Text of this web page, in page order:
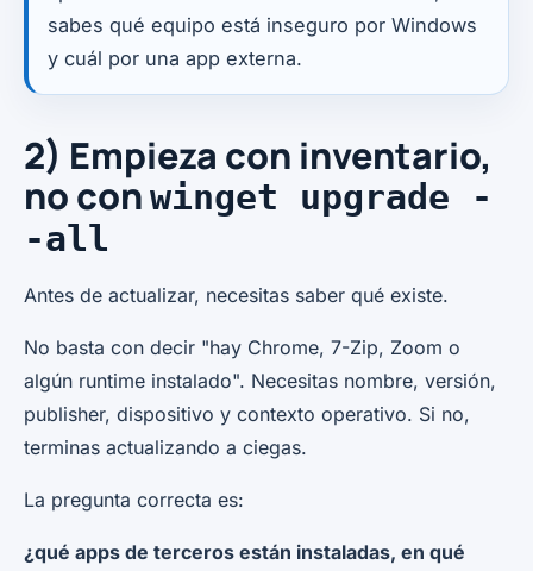
sabes qué equipo está inseguro por Windows
y cuál por una app externa.
2) Empieza con inventario,
no con winget upgrade -
-all
Antes de actualizar, necesitas saber qué existe.
No basta con decir "hay Chrome, 7-Zip, Zoom o
algún runtime instalado". Necesitas nombre, versión,
publisher, dispositivo y contexto operativo. Si no,
terminas actualizando a ciegas.
La pregunta correcta es:
¿qué apps de terceros están instaladas, en qué